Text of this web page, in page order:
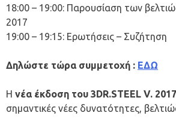
18:00 – 19:00: Παρουσίαση των
2017
19:00 – 19:15: Ερωτήσεις – Συζήτηση
Δηλώστε τώρα συμμετοχή : ΕΔΩ
H νέα έκδοση του 3DR.STEEL V. 2017
σημαντικές νέες δυνατότητες,